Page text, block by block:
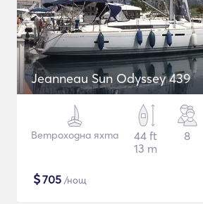
Jeanneau Sun Odyssey 439
Ветроходна яхта
44 ft
13 m
8
$705 /нощ